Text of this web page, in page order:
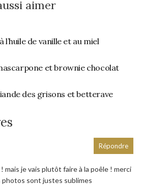
aimer
de vanille et au miel
et brownie chocolat
des grisons et betterave
! mais je vais plutôt faire à la poêle ! merci
sont justes sublimes
Répondre